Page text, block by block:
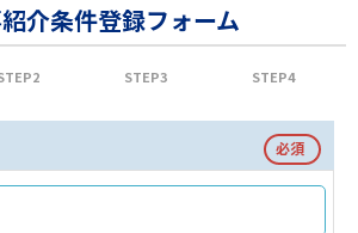
介条件登録フォーム
STEP3 STEP4
必須